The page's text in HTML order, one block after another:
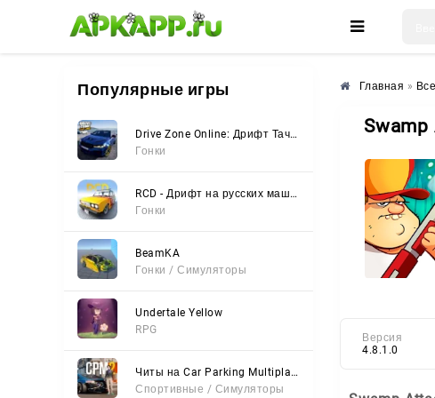
🌸 🌼 🌺
Популярные игры
Drive Zone Online: Дрифт Тачки
Гонки
RCD - Дрифт на русских машинах
Гонки
BeamKA
Гонки / Симуляторы
Undertale Yellow
RPG
Читы на Car Parking Multiplayer 2 (Все открыто, Мод-Меню)
Спортивные / Симуляторы
Главная »
Версия
4.8.1.0